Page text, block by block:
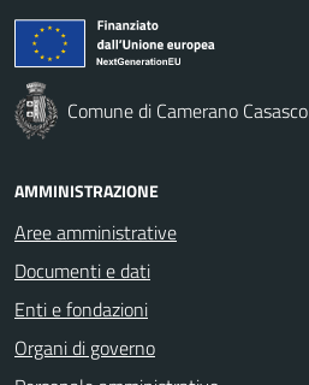
Comune di Camerano Casasco
AMMINISTRAZIONE
Aree amministrative
Documenti e dati
Enti e fondazioni
Organi di governo